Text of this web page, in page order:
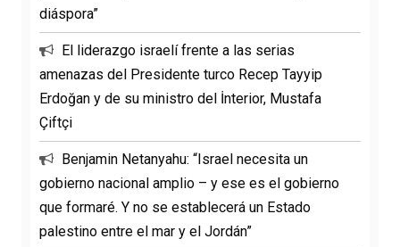
diáspora”
El liderazgo israelí frente a las serias
amenazas del Presidente turco Recep Tayyip
Erdoğan y de su ministro del İnterior, Mustafa
Çiftçi
Benjamin Netanyahu: “Israel necesita un
gobierno nacional amplio – y ese es el gobierno
que formaré. Y no se establecerá un Estado
palestino entre el mar y el Jordán”